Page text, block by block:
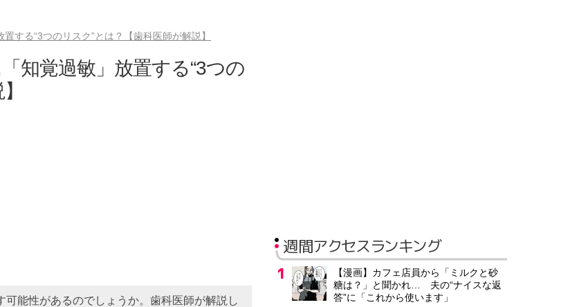
する“3つのリスク”とは？【歯科医師が解説】
知覚過敏」放置する“3つの
能性があるのでしょうか。歯科医師が解説し
週間アクセスランキング
【漫画】カフェ店員から「ミルクと砂
糖は？」と聞かれ… 夫の“ナイスな返
答”に「これから使います」